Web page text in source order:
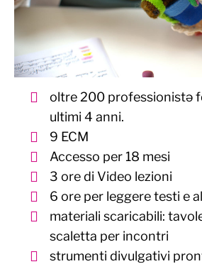
oltre 200 professionistə
ultimi 4 anni.
9 ECM
Accesso per 18 mesi
3 ore di Video lezioni
6 ore per leggere testi e
materiali scaricabili:
scaletta per incontri
strumenti divulgativi